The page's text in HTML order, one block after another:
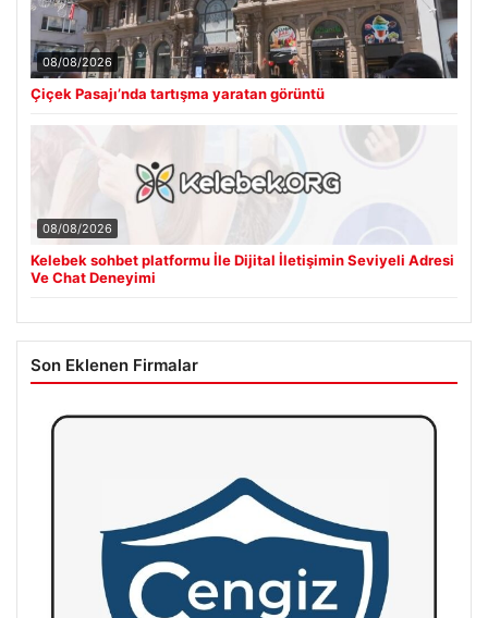
08/08/2026
Çiçek Pasajı’nda tartışma yaratan görüntü
08/08/2026
Kelebek sohbet platformu İle Dijital İletişimin Seviyeli Adresi
Ve Chat Deneyimi
Son Eklenen Firmalar